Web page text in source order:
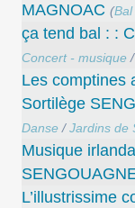
MAGNOAC (Bal
ça tend bal : :
Concert - musique/
Les comptines
Sortilège
Danse/Jardins de
Musique
L’illustrissime